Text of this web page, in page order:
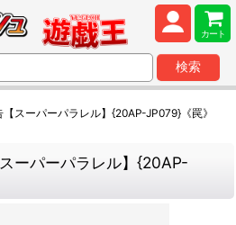
カート
検索
【スーパーパラレル】{20AP-JP079}《罠》
ーパーパラレル】{20AP-